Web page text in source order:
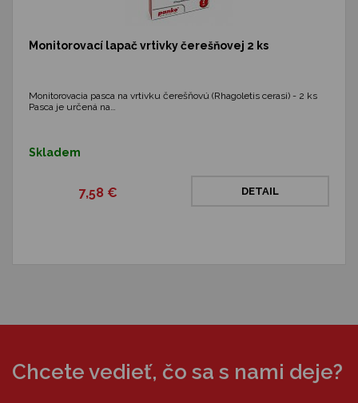
Monitorovací lapač vrtivky čerešňovej 2 ks
Monitorovacia pasca na vrtivku čerešňovú (Rhagoletis cerasi) - 2 ks
Pasca je určená na…
Skladem
7,58 € DETAIL
Chcete vedieť, čo sa s nami deje?